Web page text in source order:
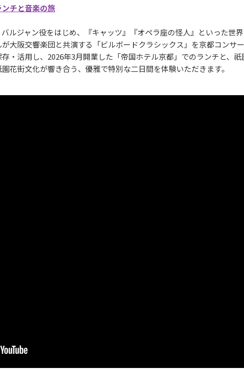
チと音楽の旅
バルジャン役をはじめ、『キャッツ』『オペラ座の怪人』といった世
大阪交響楽団と共演する「ビルボードクラシックス」を京都コンサ
・活用し、2026年3月開業した「帝国ホテル京都」でのランチと、
花街文化が響き合う、優雅で特別な二日間を体験いただきます。